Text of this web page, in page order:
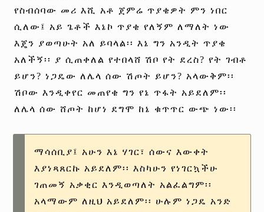
የስብሰባው መሪ እሺ አቶ ጀምሬ ጥያቄዎት ምን ነበር
ሲለው፤ አይ ጌቶች እኔኮ ጥያቄ የለኝም ለማለት ነው
እጄን ያወጣሁት አለ ይባላል፡፡ እኔ ግን አንዲት ጥያቄ
አለችኝ፡፡ ያ ሲጠቀለል የተበላሸ ሽቦ የት ደረስ? የት ገብቶ
ይሆን? ነጋዴው ለሌላ ሰው ሽጦት ይሆን? አላውቅም፡፡
ሽቦው እንዲቀየር መጠየቄ ግን የኔ ጥፋት አይደለም፡፡
ለሌላ ሰው ሸጦት ከሆነ ደግሞ ከኔ ቁጥጥር ውጭ ነው፡፡
ማሳሰቢያ፤ አሁን እኔ ሃገር፣ ሰውና እውቀት
እያነጻጸርኩ አይደለም፡፡ እስካሁን የነገርኳችሁ
ገጠመኝ አቃቂር እንዲወጣለት አልፈልግም፡፡
አላማውም ለዚህ አይደለም፡፡ ሁሉም ነጋዴ አንድ